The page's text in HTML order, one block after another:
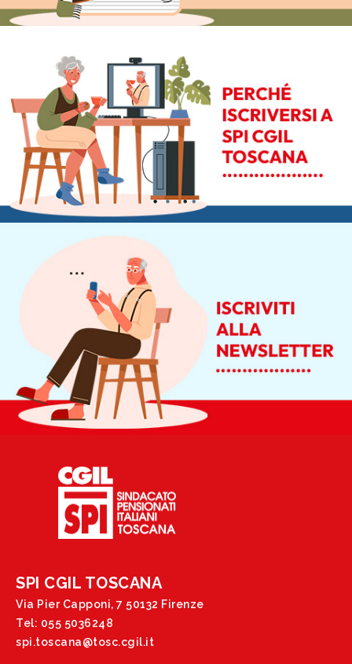
SPI CGIL TOSCANA
Via Pier Capponi, 7 50132 Firenze
Tel: 055 5036248
spi.toscana@tosc.cgil.it